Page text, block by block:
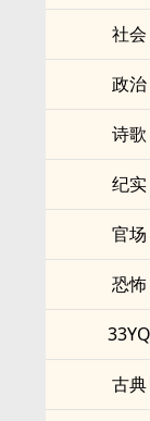
社会
政治
诗歌
纪实
官场
恐怖
古典